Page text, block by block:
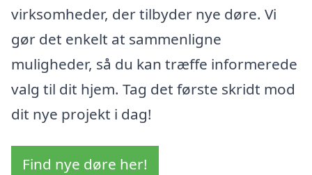
virksomheder, der tilbyder nye døre. Vi
gør det enkelt at sammenligne
muligheder, så du kan træffe informerede
valg til dit hjem. Tag det første skridt mod
dit nye projekt i dag!
Find nye døre her!